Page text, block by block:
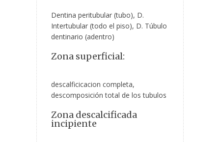
Dentina peritubular (tubo), D.
Intertubular (todo el piso), D. Túbulo
dentinario (adentro)
Zona superficial:
descalficicacion completa,
descomposición total de los tubulos
Zona descalcificada
incipiente